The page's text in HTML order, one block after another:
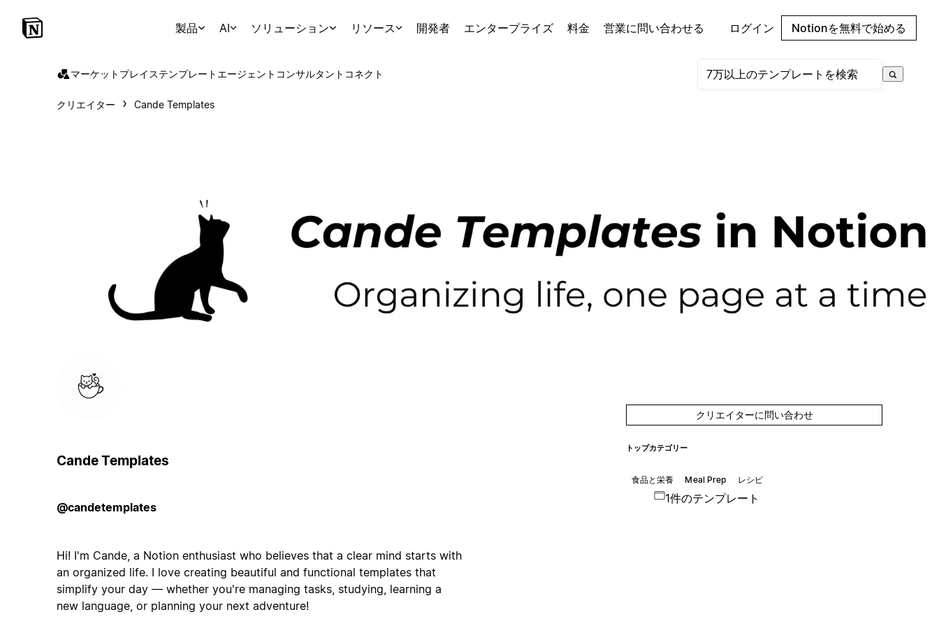
製品 AI ソリューション リソース 開発者 エンタープライズ 料金 営業に問い合わせる ログイン Notionを無料で始める
マーケットプレイステンプレート エージェント コンサルタント コネクト
クリエイター Cande Templates
Cande Templates
@candetemplates
Hi! I'm Cande, a Notion enthusiast who believes that a clear mind starts with
an organized life. I love creating beautiful and functional templates that
simplify your day — whether you're managing tasks, studying, learning a
new language, or planning your next adventure!
クリエイターに問い合わせ
トップカテゴリー
食品と栄養 Meal Prep レシピ
1件のテンプレート